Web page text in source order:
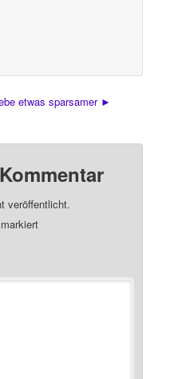
etwas sparsamer ►
veröffentlicht.
markiert